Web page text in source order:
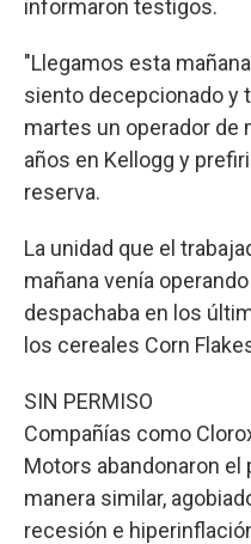
informaron testigos.
"Llegamos esta
siento decepcionado y
martes un operador de
años en Kellogg y
reserva.
La unidad que el
mañana venía
despachaba en los
los cereales Corn
SIN PERMISO
Compañías como
Motors abandonaron
manera similar,
recesión e